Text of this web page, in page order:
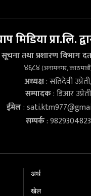
मिडिया प्रा.लि.
सूचना तथा प्रशारण विभाग
४६८४(अनामनगर,
अध्यक्ष: सतिदेवी उप्रेती,
सम्पादक: डिआर उप्रेती
ईमेल:
सम्पर्क: 9829304823
अर्थ
खेल